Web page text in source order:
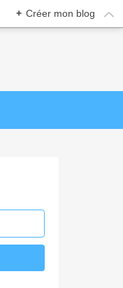
+ Créer mon blog